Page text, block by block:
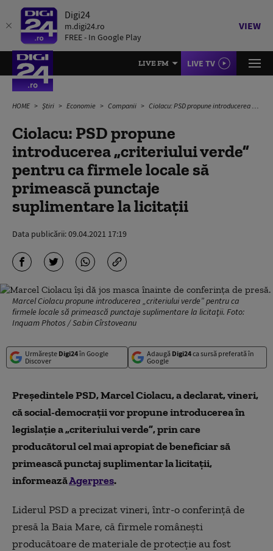
Digi24
m.digi24.ro
FREE - In Google Play
VIEW
LIVE FM LIVE TV
HOME Știri Economie Companii Ciolacu: PSD propune introducerea „criteriului verde” pentru ca firmele locale să primească punctaje suplimentare la licitaţii
Ciolacu: PSD propune
introducerea „criteriului verde”
pentru ca firmele locale să
primească punctaje
suplimentare la licitaţii
Data publicării:09.04.2021 17:19
Marcel Ciolacu propune introducerea „criteriului verde” pentru ca
firmele locale să primească punctaje suplimentare la licitaţii. Foto:
Inquam Photos / Sabin Cîrstoveanu
Urmărește Digi24în Google
Discover
Adaugă Digi24ca sursă preferată în
Google
Preşedintele PSD, Marcel Ciolacu, a declarat, vineri,
că social-democraţii vor propune introducerea în
legislaţie a„criteriului verde”, prin care
producătorul cel mai apropiat de beneficiar să
primească punctaj suplimentar la licitaţii,
informeazăAgerpres.
Liderul PSD a precizat vineri, într-o conferinţă de
presă la Baia Mare, că firmele româneşti
producătoare de materiale de protecţie au fost